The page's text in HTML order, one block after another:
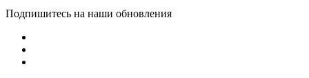
Подпишитесь на наши обновления